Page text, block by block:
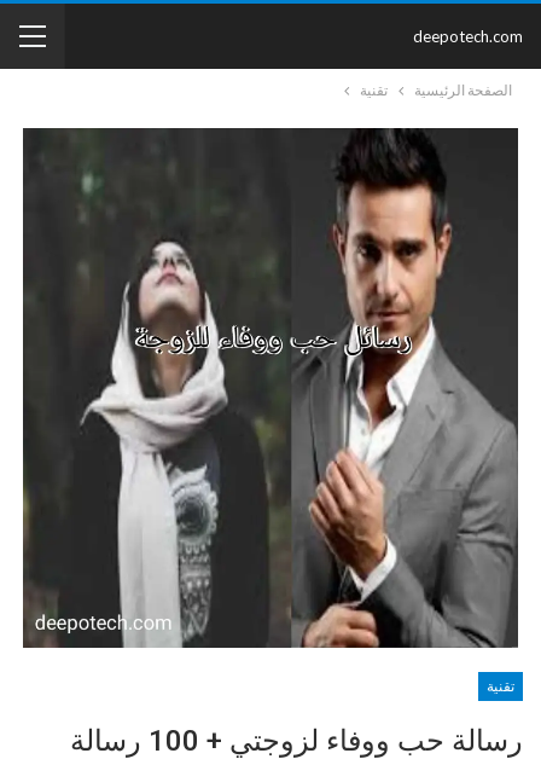
deepotech.com
الصفحة الرئيسية تقنية
تقنية
رسالة حب ووفاء لزوجتي + 100 رسالة